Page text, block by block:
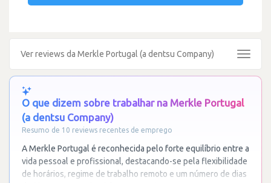
Ver reviews da Merkle Portugal (a dentsu Company)
Toggle
O que dizem sobre trabalhar na Merkle Portugal
(a dentsu Company)
Resumo de 10 reviews recentes de emprego
A Merkle Portugal é reconhecida pelo forte equilíbrio entre a
vida pessoal e profissional, destacando-se pela flexibilidade
de horários, regime de trabalho remoto e um número de dias